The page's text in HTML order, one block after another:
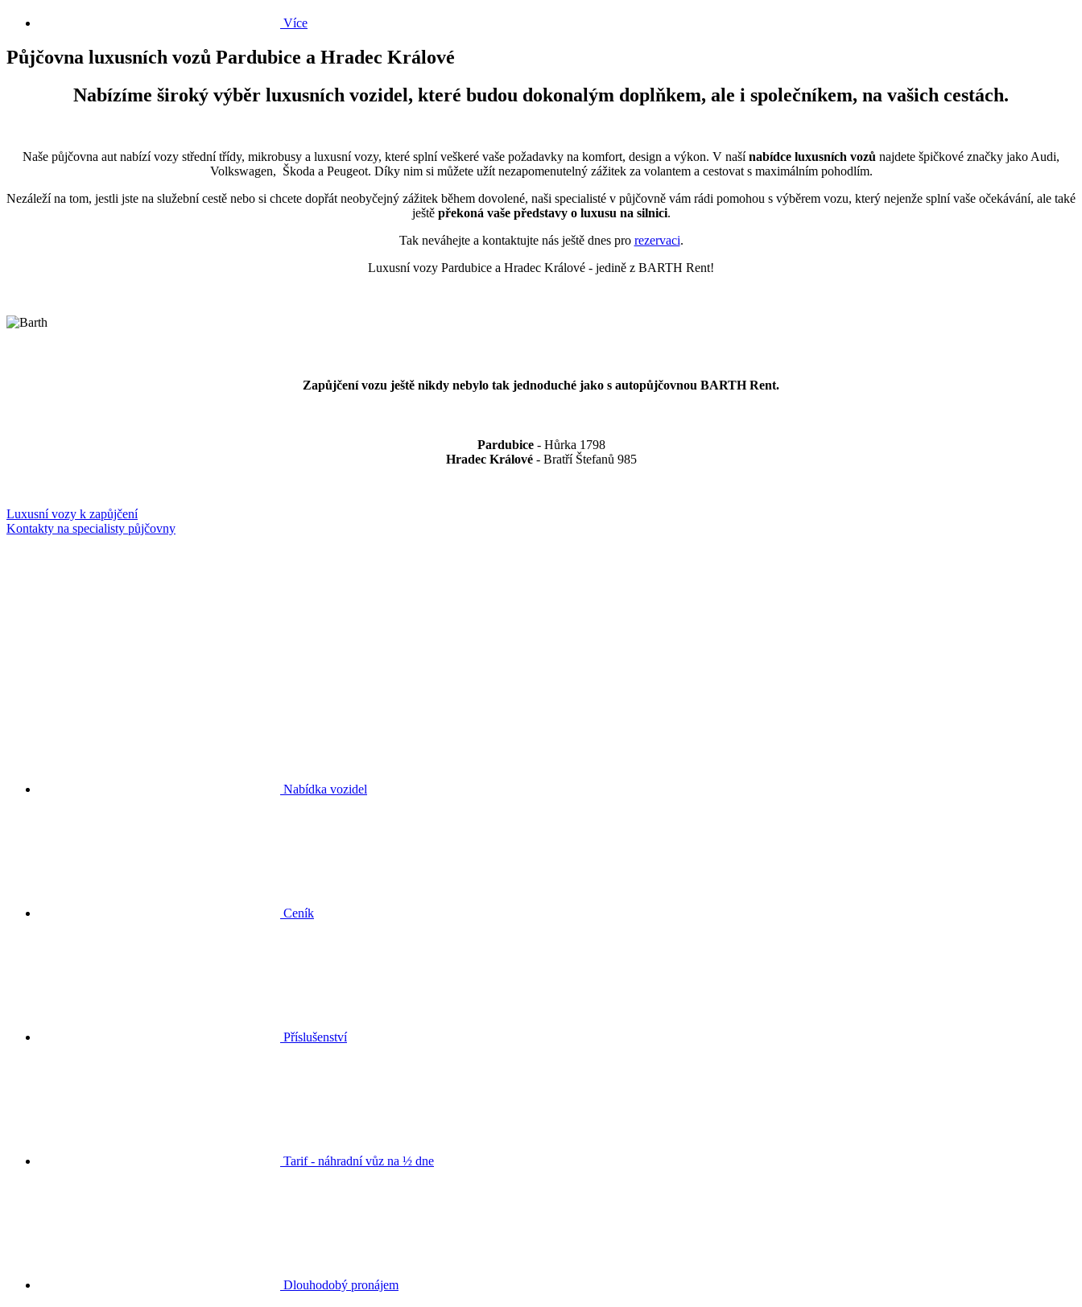
Více
Půjčovna luxusních vozů Pardubice a Hradec Králové
Nabízíme široký výběr luxusních vozidel, které budou dokonalým doplňkem, ale i společníkem, na vašich cestách.
Naše půjčovna aut nabízí vozy střední třídy, mikrobusy a luxusní vozy, které splní veškeré vaše požadavky na komfort, design a výkon. V našínabídce luxusních vozů najdete špičkové značky jako Audi,
Volkswagen, Škoda a Peugeot. Díky nim si můžete užít nezapomenutelný zážitek za volantem a cestovat s maximálním pohodlím.
Nezáleží na tom, jestli jste na služební cestě nebo si chcete dopřát neobyčejný zážitek během dovolené, naši specialisté v půjčovně vám rádi pomohou s výběrem vozu, který nejenže splní vaše očekávání, ale také
ještě překoná vaše představy o luxusu na silnici.
Tak neváhejte a kontaktujte nás ještě dnes pro rezervaci.
Luxusní vozy Pardubice a Hradec Králové - jedině z BARTH Rent!
Zapůjčení vozu ještě nikdy nebylo tak jednoduché jako s autopůjčovnou BARTH Rent.
Pardubice- Hůrka 1798
Hradec Králové- Bratří Štefanů 985
Luxusní vozy k zapůjčení
Kontakty na specialisty půjčovny
Nabídka vozidel
Ceník
Příslušenství
Tarif - náhradní vůz na ½ dne
Dlouhodobý pronájem